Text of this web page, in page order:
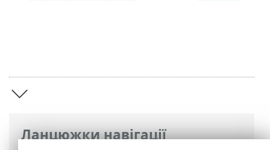
Ланцюжки навігації